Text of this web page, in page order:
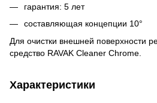
гарантия: 5 лет
составляющая концепции 10°
Для очистки внешней поверхности
средство RAVAK Cleaner Chrome.
Характеристики